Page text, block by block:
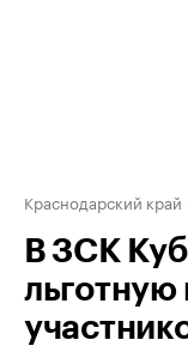
Краснодарский край
В ЗСК
льготную